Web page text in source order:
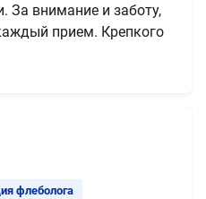
За внимание и заботу,
прием. Крепкого
флеболога